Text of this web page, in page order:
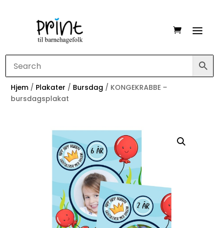
Hjem / Plakater / Bursdag / KONGEKRABBE –
bursdagsplakat